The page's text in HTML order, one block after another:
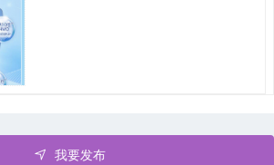
我要发布